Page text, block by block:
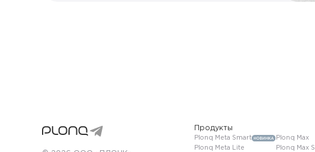
Продукты
Plonq Meta Smart
Plonq Meta Lite
Plonq Max
Plonq Max S